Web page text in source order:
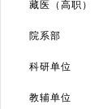
藏医（高职）
院系部
科研单位
教辅单位